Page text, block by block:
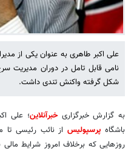
علی اکبر طاهری به عنوان یکی از
نامی قابل تامل در دوران
شکل گرفته واکنش تندی داشت.
به گزارش خبرگزاریخبرآنلاین؛ علی
باشگاه پرسپولیس از نائب رئیسی تا
روزهایی که برخلاف امروز شرایط